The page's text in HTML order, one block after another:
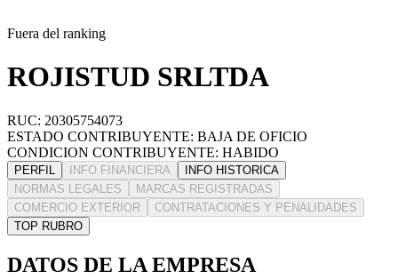
Fuera del ranking
ROJISTUD SRLTDA
RUC: 20305754073
ESTADO CONTRIBUYENTE: BAJA DE OFICIO
CONDICION CONTRIBUYENTE: HABIDO
PERFIL INFO FINANCIERA
INFO HISTORICA
NORMAS LEGALES
MARCAS REGISTRADAS
COMERCIO EXTERIOR
CONTRATACIONES Y PENALIDADES
TOP RUBRO
DATOS DE LA EMPRESA